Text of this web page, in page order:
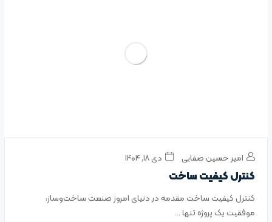
امیر حسین صفایی دی ۱۸, ۱۴۰۴
کنترل کیفیت ساخت
کنترل کیفیت ساخت مقدمه در دنیای امروز صنعت ساخت‌وساز،
موفقیت یک پروژه تنها ...